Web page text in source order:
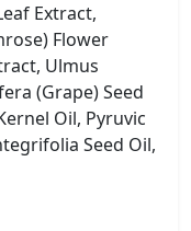
Extract,
Flower
Ulmus
(Grape) Seed
Oil, Pyruvic
Seed Oil,